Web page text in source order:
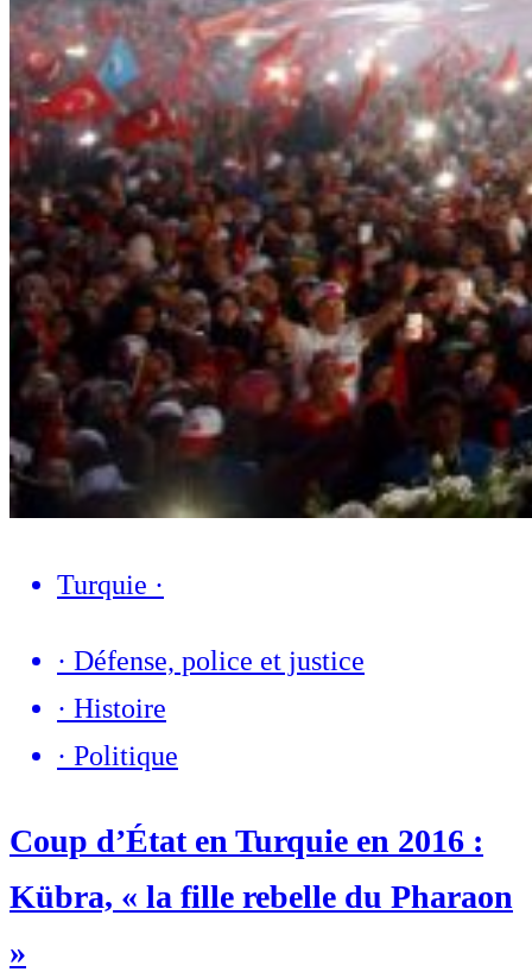
Turquie ·
· Défense, police et justice
· Histoire
· Politique
Coup d’État en Turquie en 2016 :
Kübra, « la fille rebelle du Pharaon
»